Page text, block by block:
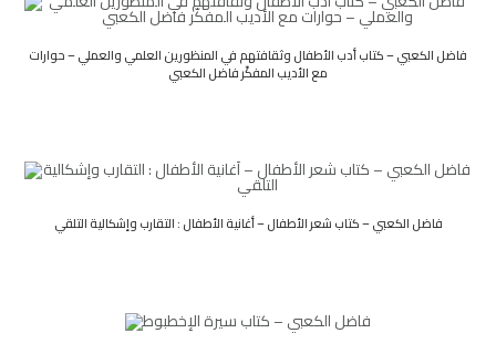
فاضل الكعبي – كتاب أدب الأطفال وثقافتهم في المنظورين العلمي والعملي – حوارات
مع الأديب المفكّر فاضل الكعبي
فاضل الكعبي – كتاب شعر الأطفال – أغانية الأطفال : التقارب وإشكالية التلقي